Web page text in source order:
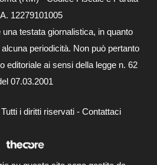
12279101005
testata giornalistica, in quanto
periodicità. Non può pertanto
editoriale ai sensi della legge n. 62
07.03.2001
i diritti riservati - Contattaci